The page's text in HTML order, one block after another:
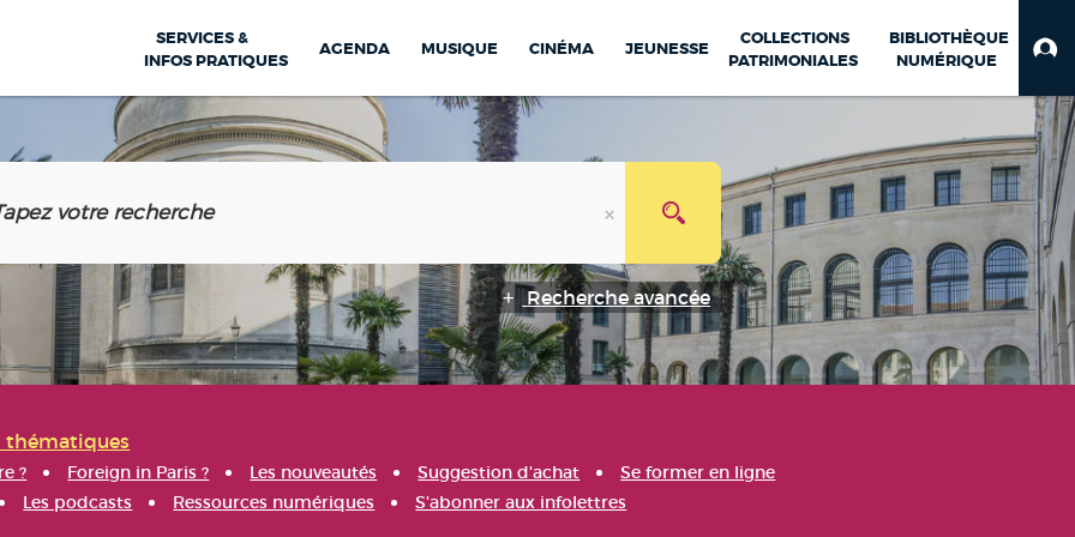
SERVICES &
INFOS PRATIQUES
AGENDA MUSIQUE CINÉMA JEUNESSE
COLLECTIONS
PATRIMONIALES
BIBLIOTHÈQUE
NUMÉRIQUE
Recherche avancée
thématiques
? Foreign in Paris ? Les nouveautés Suggestion d'achat
Se former en ligne
Les podcasts Ressources numériques S'abonner aux infolettres